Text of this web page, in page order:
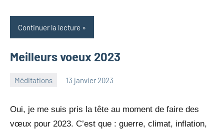
Continuer la lecture
Meilleurs voeux 2023
Méditations 13 janvier 2023
Oui, je me suis pris la tête au moment de faire des
vœux pour 2023. C’est que : guerre, climat, inflation,